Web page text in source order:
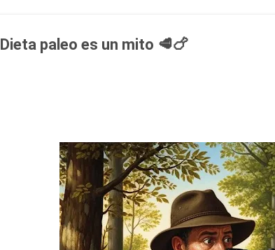
Dieta paleo es un mito 🥩🍗